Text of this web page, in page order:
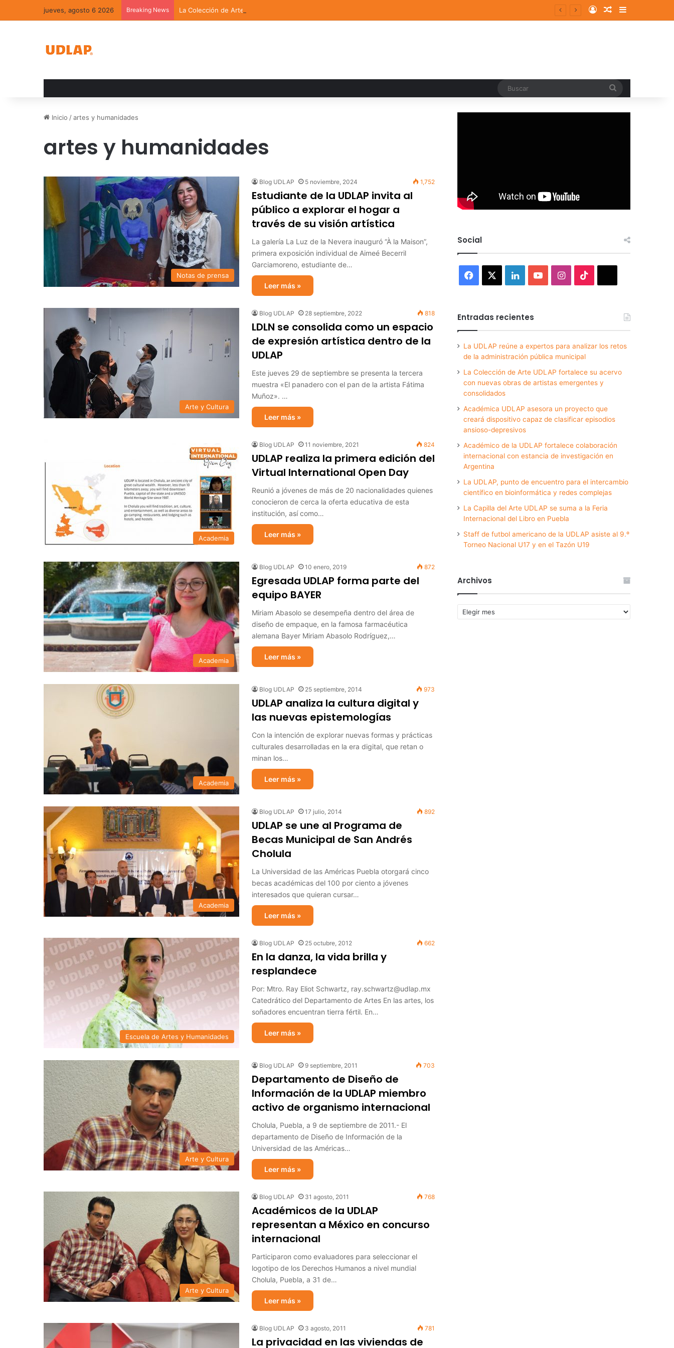
jueves, agosto 6 2026 Breaking News La Colección de Arte UDLAP fortalece su acervo con nuevas obras de artistas emergentes y consolidados Log InRandom Article
Sidebar
Inicio /artes y humanidades
artes y humanidades
Notas de prensa
Blog UDLAP 5 noviembre, 2024 1,752
Estudiante de la UDLAP invita al
público a explorar el hogar a
través de su visión artística
La galería La Luz de la Nevera inauguró “À la Maison”,
primera exposición individual de Aimeé Becerril
Garciamoreno, estudiante de…
Leer más »
Arte y Cultura
Blog UDLAP 28 septiembre, 2022 818
LDLN se consolida como un espacio
de expresión artística dentro de la
UDLAP
Este jueves 29 de septiembre se presenta la tercera
muestra «El panadero con el pan de la artista Fátima
Muñoz». …
Leer más »
Academia
Blog UDLAP 11 noviembre, 2021 824
UDLAP realiza la primera edición del
Virtual International Open Day
Reunió a jóvenes de más de 20 nacionalidades quienes
conocieron de cerca la oferta educativa de esta
institución, así como…
Leer más »
Academia
Blog UDLAP 10 enero, 2019 872
Egresada UDLAP forma parte del
equipo BAYER
Miriam Abasolo se desempeña dentro del área de
diseño de empaque, en la famosa farmacéutica
alemana Bayer Miriam Abasolo Rodríguez,…
Leer más »
Academia
Blog UDLAP 25 septiembre, 2014 973
UDLAP analiza la cultura digital y
las nuevas epistemologías
Con la intención de explorar nuevas formas y prácticas
culturales desarrolladas en la era digital, que retan o
minan los…
Leer más »
Academia
Blog UDLAP 17 julio, 2014 892
UDLAP se une al Programa de
Becas Municipal de San Andrés
Cholula
La Universidad de las Américas Puebla otorgará cinco
becas académicas del 100 por ciento a jóvenes
interesados que quieran cursar…
Leer más »
Escuela de Artes y Humanidades
Blog UDLAP 25 octubre, 2012 662
En la danza, la vida brilla y
resplandece
Por: Mtro. Ray Eliot Schwartz, ray.schwartz@udlap.mx
Catedrático del Departamento de Artes En las artes, los
soñadores encuentran tierra fértil. En…
Leer más »
Arte y Cultura
Blog UDLAP 9 septiembre, 2011 703
Departamento de Diseño de
Información de la UDLAP miembro
activo de organismo internacional
Cholula, Puebla, a 9 de septiembre de 2011.- El
departamento de Diseño de Información de la
Universidad de las Américas…
Leer más »
Arte y Cultura
Blog UDLAP 31 agosto, 2011 768
Académicos de la UDLAP
representan a México en concurso
internacional
Participaron como evaluadores para seleccionar el
logotipo de los Derechos Humanos a nivel mundial
Cholula, Puebla, a 31 de…
Leer más »
Blog UDLAP 3 agosto, 2011 781
La privacidad en las viviendas de
Social
Facebook LinkedInYouTubeInstagram
Entradas recientes
La UDLAP reúne a expertos para analizar los retos
de la administración pública municipal
La Colección de Arte UDLAP fortalece su acervo
con nuevas obras de artistas emergentes y
consolidados
Académica UDLAP asesora un proyecto que
creará dispositivo capaz de clasificar episodios
ansioso-depresivos
Académico de la UDLAP fortalece colaboración
internacional con estancia de investigación en
Argentina
La UDLAP, punto de encuentro para el intercambio
científico en bioinformática y redes complejas
La Capilla del Arte UDLAP se suma a la Feria
Internacional del Libro en Puebla
Staff de futbol americano de la UDLAP asiste al 9.º
Torneo Nacional U17 y en el Tazón U19
Archivos
Archivos